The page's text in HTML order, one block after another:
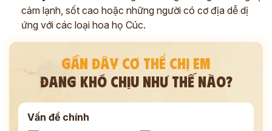
cảm lạnh, sốt cao hoặc những người có cơ địa dễ dị
ứng với các loại hoa họ Cúc.
GẦN ĐÂY CƠ THỂ CHỊ EM
ĐANG KHÓ CHỊU NHƯ THẾ NÀO?
Vấn đề chính